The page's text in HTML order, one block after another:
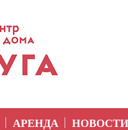
АРЕНДА НОВОСТИ